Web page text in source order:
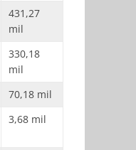
431,27
mil
330,18
mil
70,18 mil
3,68 mil